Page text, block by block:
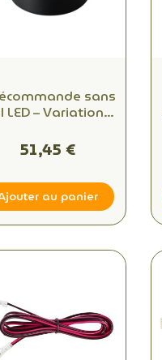
sans
LED – Variation
– Radium
51,45 €
au panier